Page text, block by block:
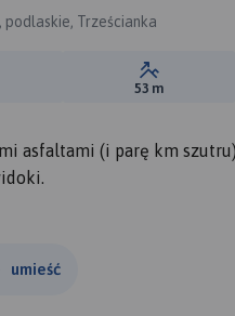
podlaskie, Trześcianka
trasy: Suma
53 m
asfaltami (i parę km
umieść